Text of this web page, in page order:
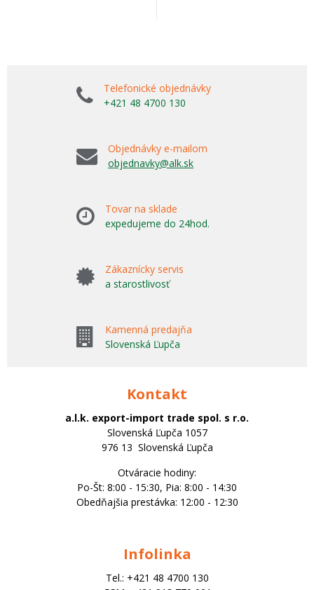
Telefonické objednávky
+421 48 4700 130
Objednávky e-mailom
objednavky@alk.sk
Tovar na sklade
expedujeme do 24hod.
Zákaznícky servis
a starostlivosť
Kamenná predajňa
Slovenská Ľupča
Kontakt
a.l.k. export-import trade spol. s r.o.
Slovenská Ľupča 1057
976 13 Slovenská Ľupča
Otváracie hodiny:
Po-Št: 8:00 - 15:30, Pia: 8:00 - 14:30
Obedňajšia prestávka: 12:00 - 12:30
Infolinka
Tel.: +421 48 4700 130